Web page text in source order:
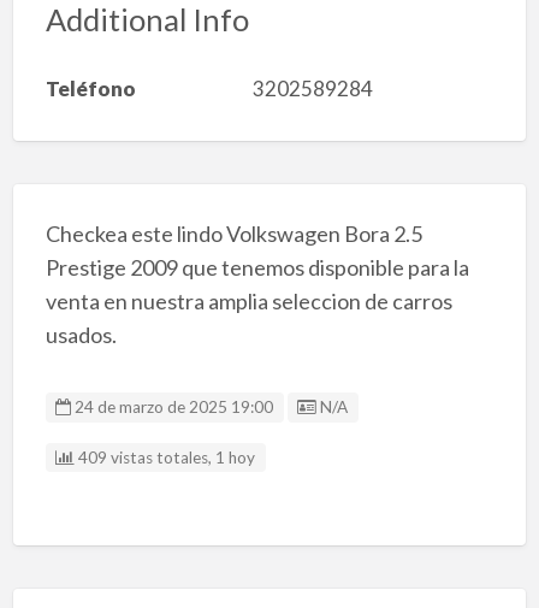
Additional Info
Teléfono 3202589284
Checkea este lindo Volkswagen Bora 2.5
Prestige 2009 que tenemos disponible para la
venta en nuestra amplia seleccion de carros
usados.
24 de marzo de 2025 19:00 Listing ID
N/A
409 vistas totales, 1 hoy